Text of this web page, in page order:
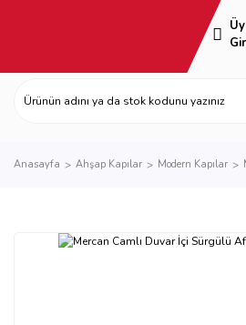
Anasayfa Ahşap Kapılar Modern Kapılar